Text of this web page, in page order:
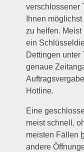
verschlossener
Ihnen
zu helfen. Meist
ein
Dettingen unter
genaue
Hotline.
Eine
meist schnell,
meisten Fällen
andere